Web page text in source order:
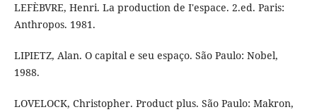
LEFÈBVRE, Henri. La production de I'espace. 2.ed. Paris:
Anthropos. 1981.
LIPIETZ, Alan. O capital e seu espaço. São Paulo: Nobel,
1988.
LOVELOCK, Christopher. Product plus. São Paulo: Makron,